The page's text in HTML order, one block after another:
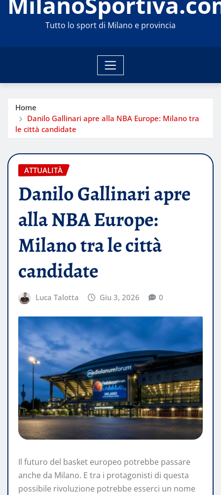
Tutto lo sport di Milano e provincia
Home
Danilo Gallinari apre alla NBA Europe: Milano tra
le città candidate
ATTUALITÀ
Danilo Gallinari apre
alla NBA Europe:
Milano tra le città
candidate
Luca Talotta Giu 3, 2026 0
Il futuro del basket europeo potrebbe passare
anche da Milano. E tra i protagonisti di questa
possibile rivoluzione potrebbe esserci un nome